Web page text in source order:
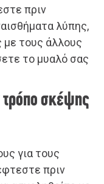
πριν
λύπης,
με τους άλλους
το μυαλό σας
τρόπο σκέψης
για τους
πριν